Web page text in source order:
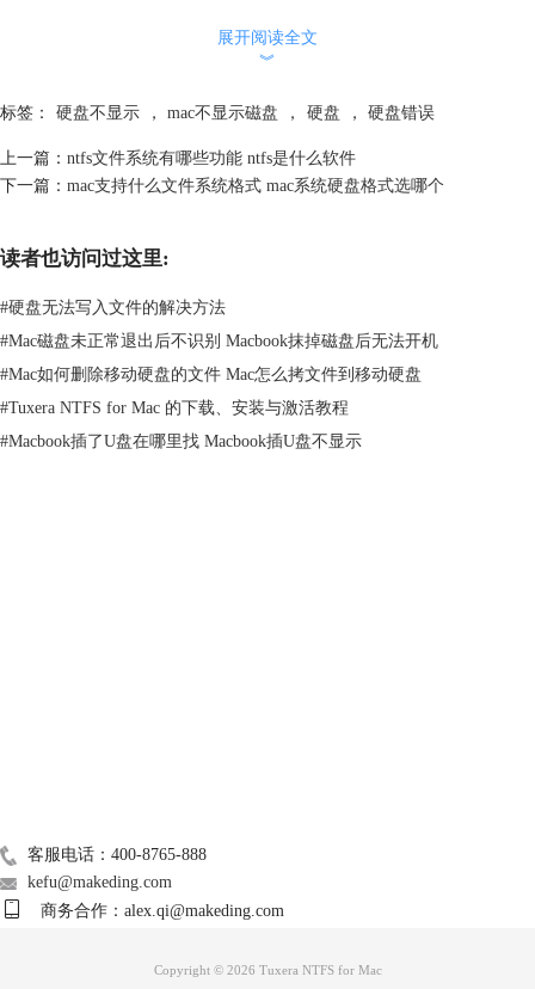
图2：勾选外置磁盘
情况二：未安装磁盘
如果你的外置磁或者内置硬盘mac无法读取，可以查看是否已经安
2）在磁盘工具界面，选择无法显示的硬盘，点击“装载”。如果装载
成功，此处显示的是“卸载”。
展开阅读全文
︾
标签： 硬盘不显示 ， mac不显示磁盘 ， 硬盘 ， 硬盘错误
上一篇： ntfs文件系统有哪些功能 ntfs是什么软件
下一篇： mac支持什么文件系统格式 mac系统硬盘格式选哪个
读者也访问过这里:
#硬盘无法写入文件的解决方法
#Mac磁盘未正常退出后不识别 Macbook抹掉磁盘后无法开机
#Mac如何删除移动硬盘的文件 Mac怎么拷文件到移动硬盘
#Tuxera NTFS for Mac 的下载、安装与激活教程
#Macbook插了U盘在哪里找 Macbook插U盘不显示
客服电话：400-8765-888
kefu@makeding.com
商务合作：alex.qi@makeding.com
Copyright © 2026 Tuxera NTFS for Mac